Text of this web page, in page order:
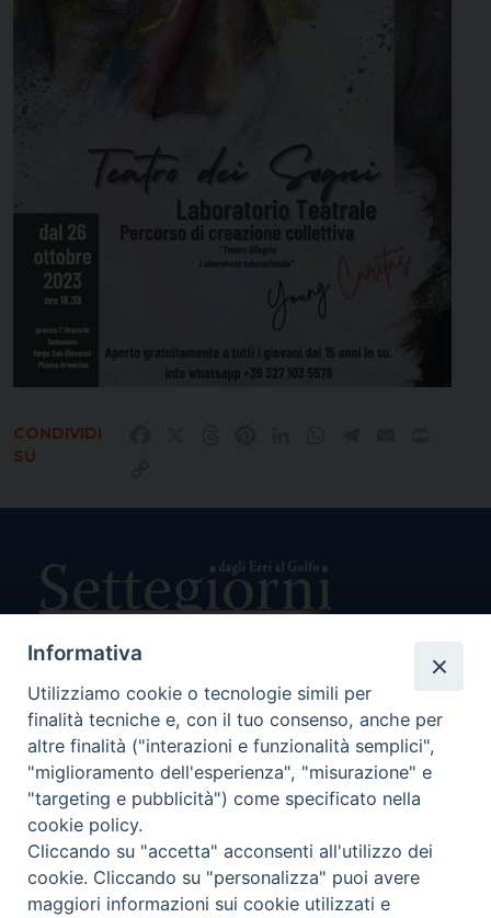
CONDIVIDI
SU
Direttore Responsabile Giuseppe Rabita
Direttore Amministrativo Salvatore Bruno
Editore e Proprietà Opera di Religione della Diocesi di Piazza
Armerina,
Via Cammarata, 21 – Piazza Armerina
P. I. 01121870867
Autorizzazione Tribunale di Enna n. 113 del 24/2/2007
SEGUICI SU:
Informativa
Utilizziamo cookie o tecnologie simili per
finalità tecniche e, con il tuo consenso, anche per
altre finalità ("interazioni e funzionalità semplici",
"miglioramento dell'esperienza", "misurazione" e
"targeting e pubblicità") come specificato nella
cookie policy.
Cliccando su "accetta" acconsenti all'utilizzo dei
cookie. Cliccando su "personalizza" puoi avere
maggiori informazioni sui cookie utilizzati e